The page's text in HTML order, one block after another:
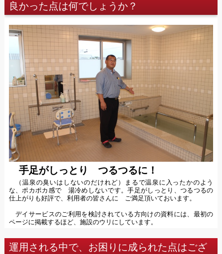
良かった点は何でしょうか？
手足がしっとり つるつるに！
（温泉の臭いはしないのだけれど）まるで温泉に入ったかのよう
な、ポカポカ感で 湯冷めしないです。手足がしっとり、つるつるの
仕上がりも好評で、利用者の皆さんに ご満足頂いておいます。
デイサービスのご利用を検討されている方向けの資料には、最初の
ページに掲載するほど、施設のウリにしています。
運用される中で、お困りに成られた点はござ